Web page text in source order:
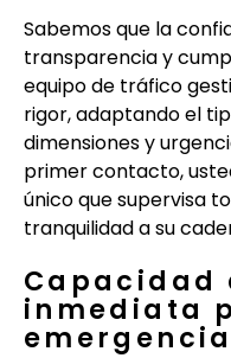
Sabemos que la
transparencia y
equipo de tráfico
rigor, adaptando el
dimensiones y
primer contacto,
único que supervisa
tranquilidad a su
Capacidad
inmediata